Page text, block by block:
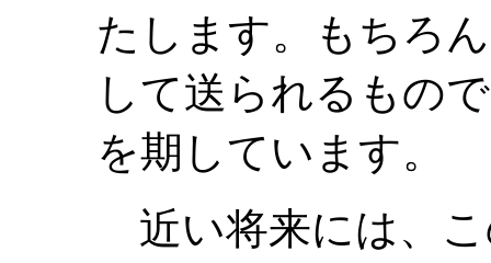
たします。もちろ
して送られるもの
を期しています。
近い将来には、